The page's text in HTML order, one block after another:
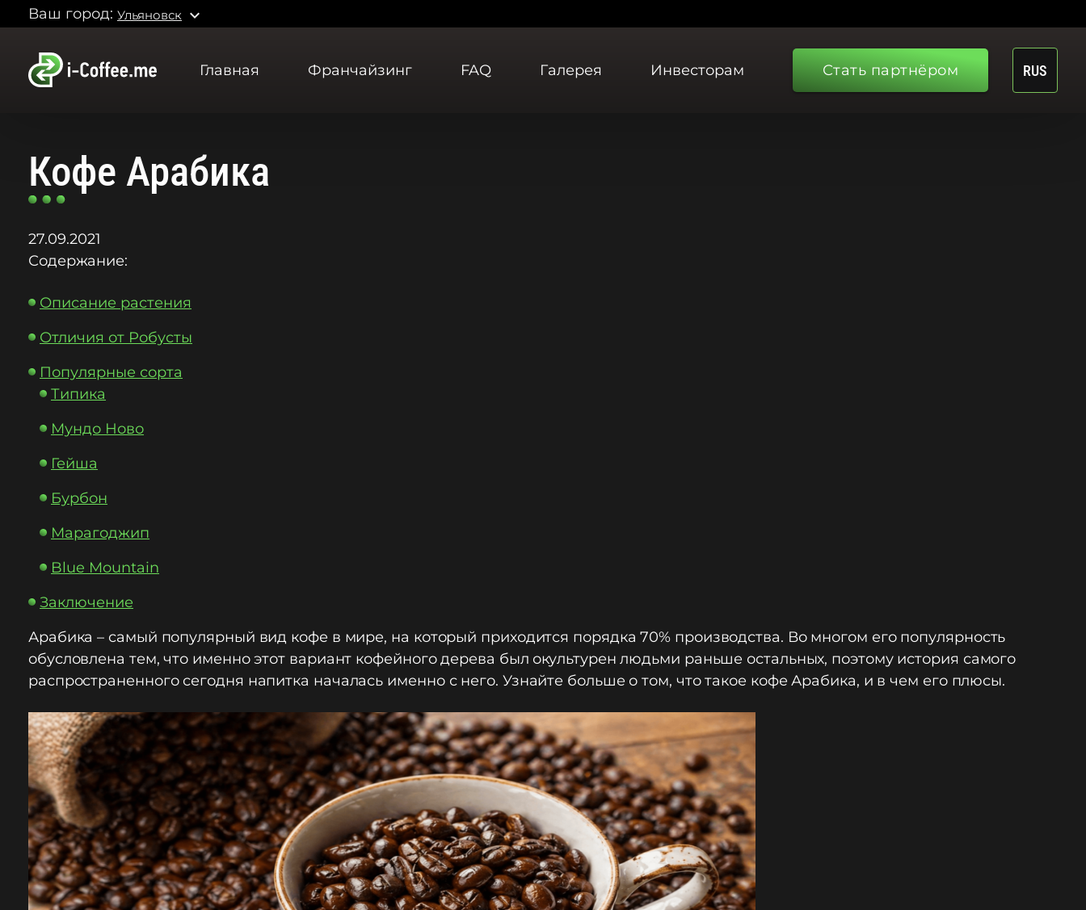
Ваш город: Ульяновск expand_more
Главная Франчайзинг FAQ Галерея Инвесторам Стать партнёром RUS
Кофе Арабика
27.09.2021
Содержание:
Описание растения
Отличия от Робусты
Популярные сорта
Типика
Мундо Ново
Гейша
Бурбон
Марагоджип
Blue Mountain
Заключение
Арабика – самый популярный вид кофе в мире, на который приходится порядка 70% производства. Во многом его популярность
обусловлена тем, что именно этот вариант кофейного дерева был окультурен людьми раньше остальных, поэтому история самого
распространенного сегодня напитка началась именно с него. Узнайте больше о том, что такое кофе Арабика, и в чем его плюсы.